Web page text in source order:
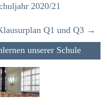
2020/21
Q1 und Q3 →
unserer Schule